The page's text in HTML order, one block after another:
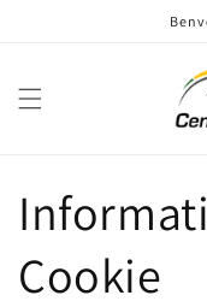
Cookie